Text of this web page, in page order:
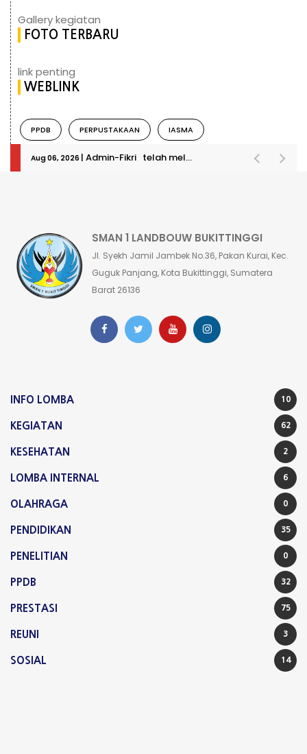
Gallery kegiatan
FOTO TERBARU
link penting
WEBLINK
PPDB PERPUSTAKAAN IASMA
Aug 06, 2026 | Admin-Fikri telah melakukan login
SMAN 1 LANDBOUW BUKITTINGGI
Jl. Syekh Jamil Jambek No.36, Pakan Kurai, Kec.
Guguk Panjang, Kota Bukittinggi, Sumatera
Barat 26136
INFO LOMBA 10
KEGIATAN 62
KESEHATAN 2
LOMBA INTERNAL 6
OLAHRAGA 0
PENDIDIKAN 35
PENELITIAN 0
PPDB 32
PRESTASI 75
REUNI 3
SOSIAL 14